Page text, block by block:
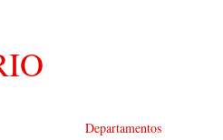
Departamentos